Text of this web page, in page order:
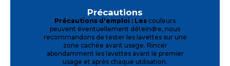
Précautions
Précautions d'emploi : Les couleurs
peuvent éventuellement déteindre, nous
recommandons de tester les lavettes sur une
zone cachée avant usage. Rincer
abondamment les lavettes avant le premier
usage et après chaque utilisation.